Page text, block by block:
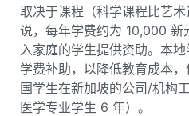
取决于课程（科学课程比艺
说，每年学费约为 10,000 新
入家庭的学生提供资助。本
学费补助，以降低教育成本
国学生在新加坡的公司/机构
医学专业学生 6 年）。